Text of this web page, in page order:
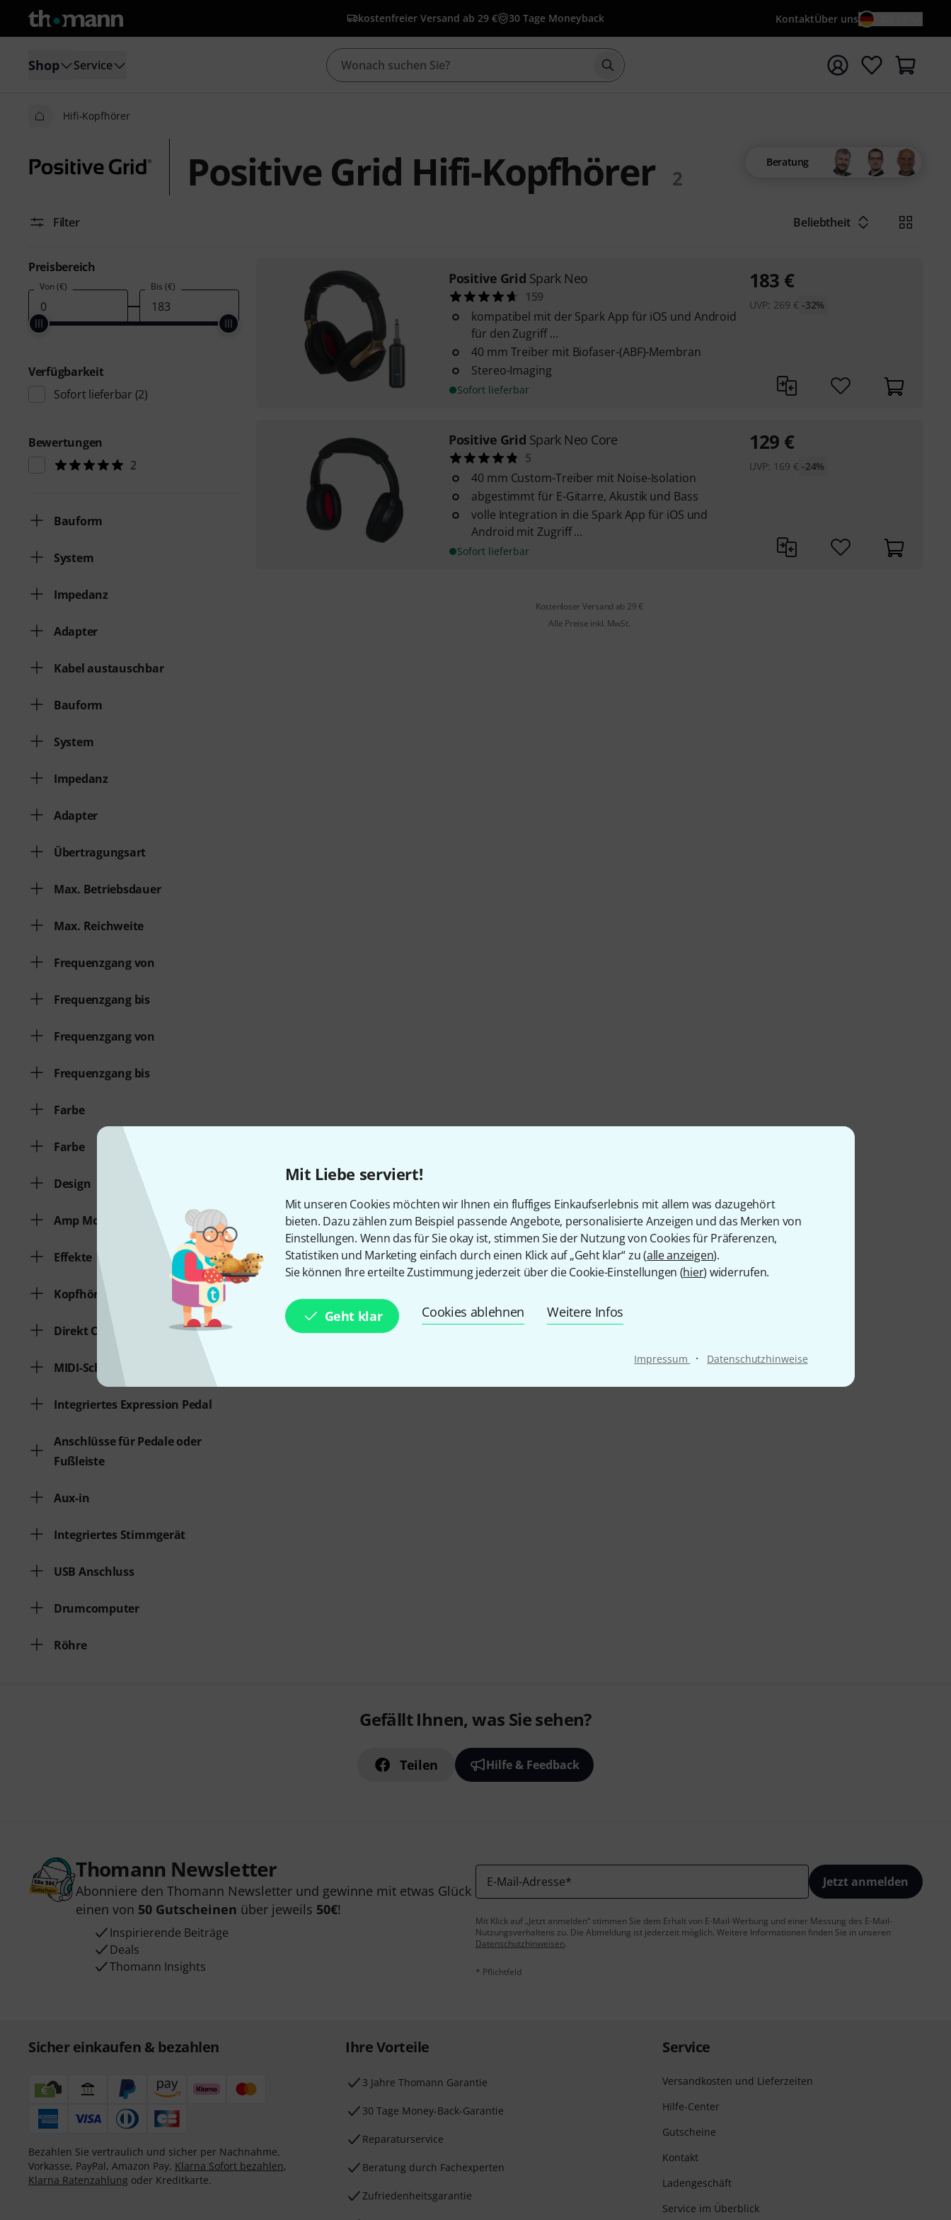
Mit Liebe serviert!
Mit unseren Cookies möchten wir Ihnen ein fluffiges Einkaufserlebnis mit allem was dazugehört
bieten. Dazu zählen zum Beispiel passende Angebote, personalisierte Anzeigen und das Merken von
Einstellungen. Wenn das für Sie okay ist, stimmen Sie der Nutzung von Cookies für Präferenzen,
Statistiken und Marketing einfach durch einen Klick auf „Geht klar“ zu (alle anzeigen).
Sie können Ihre erteilte Zustimmung jederzeit über die Cookie-Einstellungen (hier) widerrufen.
Geht klar Cookies ablehnen Weitere Infos
Impressum · Datenschutzhinweise
kostenfreier Versand ab 29 € 30 Tage Moneyback KontaktÜber uns
Shop Service Suche mit Suchwort {searchTerm} starten
Hifi-Kopfhörer
Positive Grid Hifi-Kopfhörer 2
Beratung
Filter Beliebtheit
Preisbereich
Von (€) Bis (€)
Verfügbarkeit
Sofort lieferbar (2)
Bewertungen
2
Bauform
System
Impedanz
Adapter
Kabel austauschbar
Bauform
System
Impedanz
Adapter
Übertragungsart
Max. Betriebsdauer
Max. Reichweite
Frequenzgang von
Frequenzgang bis
Frequenzgang von
Frequenzgang bis
Farbe
Farbe
Design
Amp Modeling
Effekte
Kopfhöreranschluss
Direkt Out
MIDI-Schnittstelle
Integriertes Expression Pedal
Anschlüsse für Pedale oder
Fußleiste
Aux-in
Integriertes Stimmgerät
USB Anschluss
Drumcomputer
Röhre
Positive Grid Spark Neo
159
kompatibel mit der Spark App für iOS und Android
für den Zugriff ...
40 mm Treiber mit Biofaser-(ABF)-Membran
Stereo-Imaging
Sofort lieferbar
183 €
UVP: 269 € -32%
Positive Grid Spark Neo Core
5
40 mm Custom-Treiber mit Noise-Isolation
abgestimmt für E-Gitarre, Akustik und Bass
volle Integration in die Spark App für iOS und
Android mit Zugriff ...
Sofort lieferbar
129 €
UVP: 169 € -24%
Kostenloser Versand ab 29 €
Alle Preise inkl. MwSt.
Gefällt Ihnen, was Sie sehen?
Teilen Hilfe & Feedback
Thomann Newsletter
Abonniere den Thomann Newsletter und gewinne mit etwas Glück
einen von 50 Gutscheinen über jeweils 50€!
Inspirierende Beiträge
Deals
Thomann Insights
E-Mail-Adresse* Jetzt anmelden
Mit Klick auf „Jetzt anmelden“ stimmen Sie dem Erhalt von E-Mail-Werbung und einer Messung des E-Mail-
Nutzungsverhaltens zu. Die Abmeldung ist jederzeit möglich. Weitere Informationen finden Sie in unseren
Datenschutzhinweisen.
* Pflichtfeld
Sicher einkaufen & bezahlen
Bezahlen Sie vertraulich und sicher per Nachnahme,
Vorkasse, PayPal, Amazon Pay, Klarna Sofort bezahlen,
Klarna Ratenzahlung oder Kreditkarte.
Ihre Vorteile
3 Jahre Thomann Garantie
30 Tage Money-Back-Garantie
Reparaturservice
Beratung durch Fachexperten
Zufriedenheitsgarantie
Service
Versandkosten und Lieferzeiten
Hilfe-Center
Gutscheine
Kontakt
Ladengeschäft
Service im Überblick